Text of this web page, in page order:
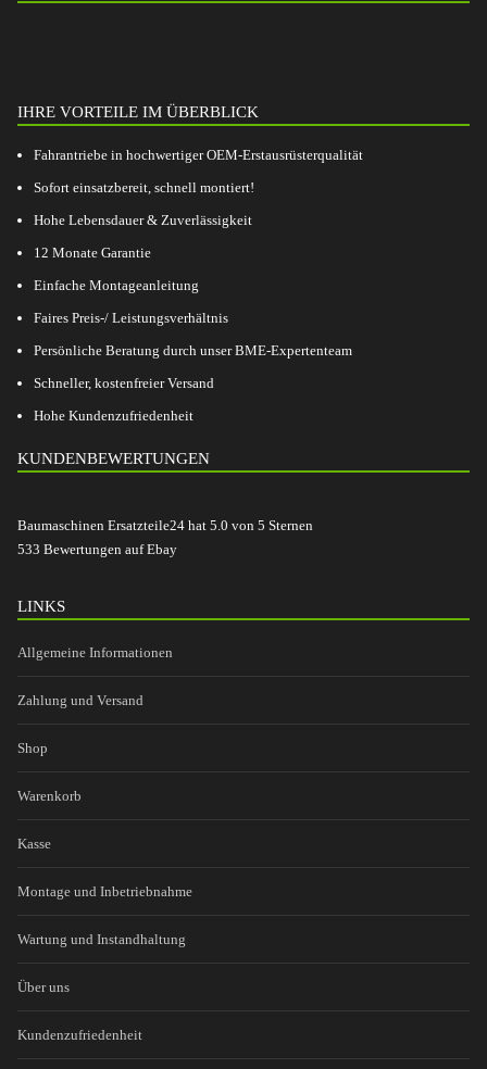
IHRE VORTEILE IM ÜBERBLICK
Fahrantriebe in hochwertiger OEM-Erstausrüsterqualität
Sofort einsatzbereit, schnell montiert!
Hohe Lebensdauer & Zuverlässigkeit
12 Monate Garantie
Einfache Montageanleitung
Faires Preis-/ Leistungsverhältnis
Persönliche Beratung durch unser BME-Expertenteam
Schneller, kostenfreier Versand
Hohe Kundenzufriedenheit
KUNDENBEWERTUNGEN
Baumaschinen Ersatzteile24 hat 5.0 von 5 Sternen
533 Bewertungen auf Ebay
LINKS
Allgemeine Informationen
Zahlung und Versand
Shop
Warenkorb
Kasse
Montage und Inbetriebnahme
Wartung und Instandhaltung
Über uns
Kundenzufriedenheit